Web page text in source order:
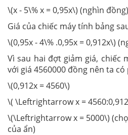
\(x - 5\% x = 0,95x\) (nghìn đồng)
Giá của chiếc máy tính bảng
\(0,95x - 4\% .0,95x = 0,912x\)
Vì sau hai đợt giảm giá, chiếc
với giá 4560000 đồng nên ta
\(0,912x = 4560\)
\( \Leftrightarrow x =
\(\Leftrightarrow x = 5000\)
của ẩn)